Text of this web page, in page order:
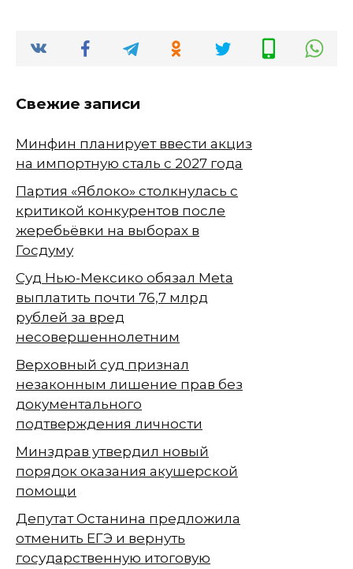
Свежие записи
Минфин планирует ввести акциз
на импортную сталь с 2027 года
Партия «Яблоко» столкнулась с
критикой конкурентов после
жеребьёвки на выборах в
Госдуму
Суд Нью-Мексико обязал Meta
выплатить почти 76,7 млрд
рублей за вред
несовершеннолетним
Верховный суд признал
незаконным лишение прав без
документального
подтверждения личности
Минздрав утвердил новый
порядок оказания акушерской
помощи
Депутат Останина предложила
отменить ЕГЭ и вернуть
государственную итоговую